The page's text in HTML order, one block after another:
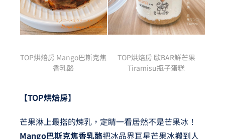
TOP烘焙房 Mango巴斯克焦
香乳酪
TOP烘焙房 歐BAR鮮芒果
Tiramisu瓶子蛋糕
【TOP烘焙房】
芒果淋上最搭的煉乳，定睛一看居然不是芒果冰！
Mango巴斯克焦香乳酪把冰品界巨星芒果冰搬到人